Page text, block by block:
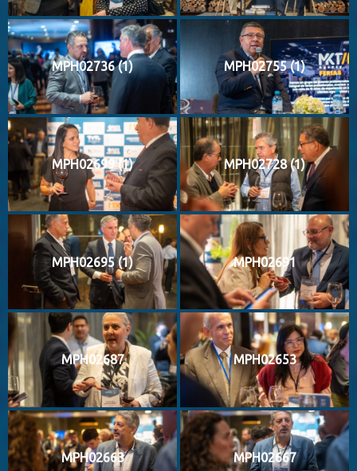
MPH02736 (1) MPH02755 (1)
MPH02699 (1) MPH02728 (1)
MPH02695 (1) MPH02691
MPH02687 MPH02653
MPH02663 MPH02667